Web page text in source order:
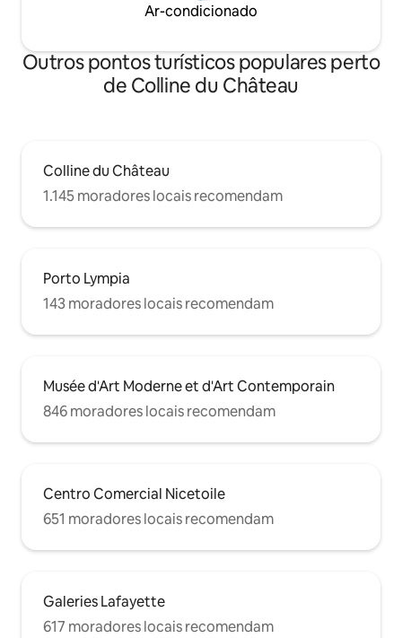
Ar-condicionado
Outros pontos turísticos populares perto
de Colline du Château
Colline du Château
1.145 moradores locais recomendam
Porto Lympia
143 moradores locais recomendam
Musée d'Art Moderne et d'Art Contemporain
846 moradores locais recomendam
Centro Comercial Nicetoile
651 moradores locais recomendam
Galeries Lafayette
617 moradores locais recomendam